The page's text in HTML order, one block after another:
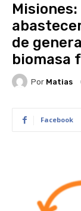
de
biomasa
Por Matias
Facebook